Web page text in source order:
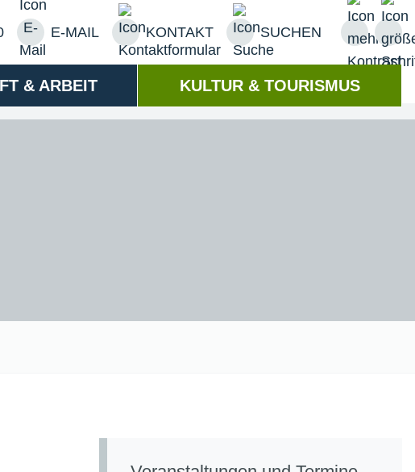
E-MAIL KONTAKT SUCHEN
& ARBEIT KULTUR & TOURISMUS